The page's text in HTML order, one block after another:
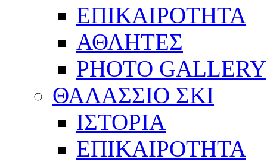
ΕΠΙΚΑΙΡΟΤΗΤΑ
ΑΘΛΗΤΕΣ
PHOTO GALLERY
ΘΑΛΑΣΣΙΟ ΣΚΙ
ΙΣΤΟΡΙΑ
ΕΠΙΚΑΙΡΟΤΗΤΑ